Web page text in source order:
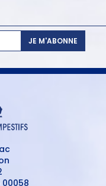
JE M'ABONNE
00058